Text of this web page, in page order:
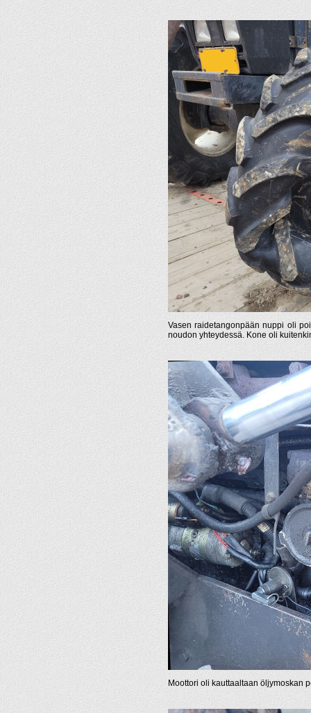
Vasen raidetangonpään nuppi oli
noudon yhteydessä. Kone oli
Moottori oli kauttaaltaan öljymoskan